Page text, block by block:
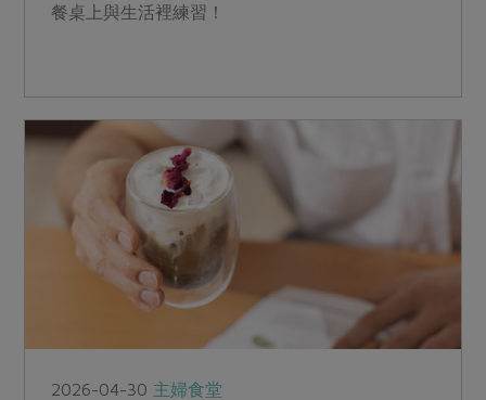
餐桌上與生活裡練習！
2026-04-30 主婦食堂